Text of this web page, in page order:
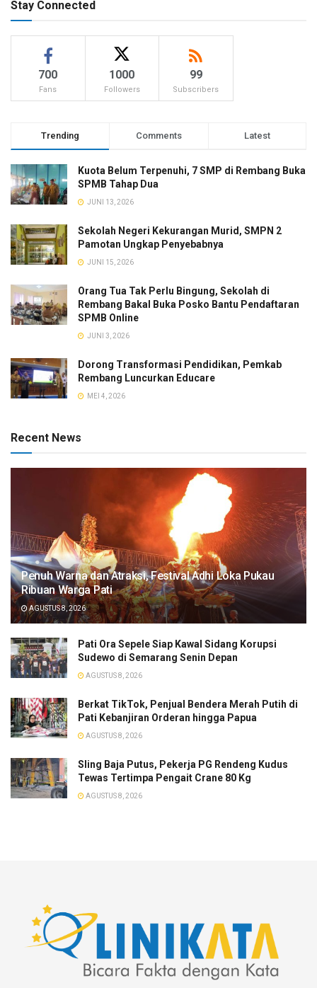
Stay Connected
700
Fans
1000
Followers
99
Subscribers
Trending Comments Latest
Kuota Belum Terpenuhi, 7 SMP di Rembang Buka
SPMB Tahap Dua
JUNI 13, 2026
Sekolah Negeri Kekurangan Murid, SMPN 2
Pamotan Ungkap Penyebabnya
JUNI 15, 2026
Orang Tua Tak Perlu Bingung, Sekolah di
Rembang Bakal Buka Posko Bantu Pendaftaran
SPMB Online
JUNI 3, 2026
Dorong Transformasi Pendidikan, Pemkab
Rembang Luncurkan Educare
MEI 4, 2026
Recent News
Penuh Warna dan Atraksi, Festival Adhi Loka Pukau
Ribuan Warga Pati
AGUSTUS 8, 2026
Pati Ora Sepele Siap Kawal Sidang Korupsi
Sudewo di Semarang Senin Depan
AGUSTUS 8, 2026
​Berkat TikTok, Penjual Bendera Merah Putih di
Pati Kebanjiran Orderan hingga Papua
AGUSTUS 8, 2026
Sling Baja Putus, Pekerja PG Rendeng Kudus
Tewas Tertimpa Pengait Crane 80 Kg
AGUSTUS 8, 2026